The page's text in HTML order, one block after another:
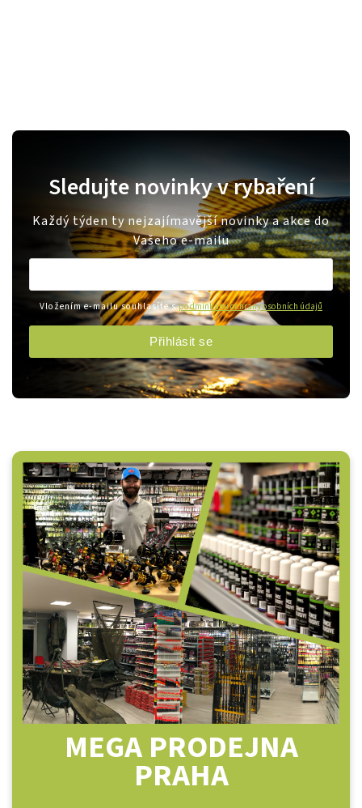
MEGA PRODEJNA
PRAHA
Sledujte novinky v rybaření
Každý týden ty nejzajímavější novinky a akce do
Vašeho e-mailu
Vložením e-mailu souhlasíte spodmínkami ochrany osobních údajů
Přihlásit se